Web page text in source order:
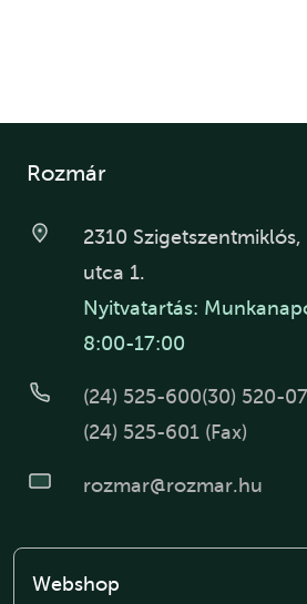
Rozmár
2310
utca 1.
Nyitvatartás:
8:00-17:00
(24) 525-600(30) 520-
(24) 525-601 (Fax)
rozmar@rozmar.hu
Webshop